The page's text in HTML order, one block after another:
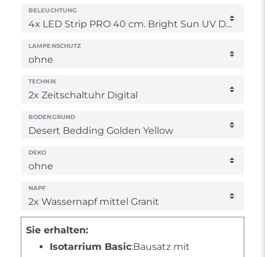
BELEUCHTUNG
LAMPENSCHUTZ
TECHNIK
BODENGRUND
DEKO
NAPF
Sie erhalten:
Isotarrium Basic:Bausatz mit